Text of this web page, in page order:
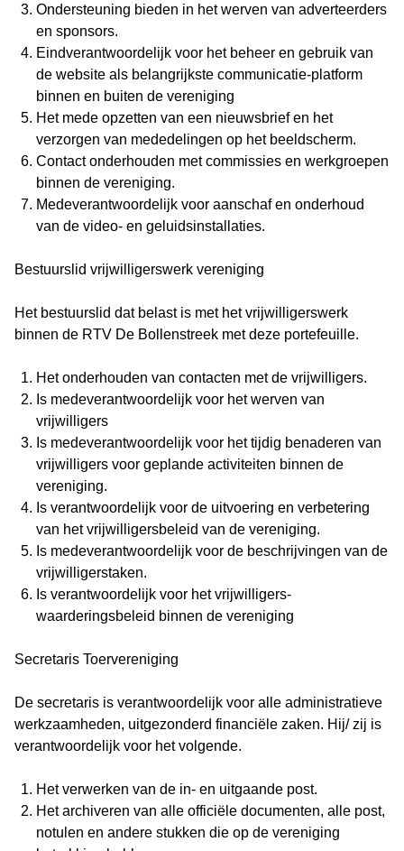
Ondersteuning bieden in het werven van adverteerders
en sponsors.
Eindverantwoordelijk voor het beheer en gebruik van
de website als belangrijkste communicatie-platform
binnen en buiten de vereniging
Het mede opzetten van een nieuwsbrief en het
verzorgen van mededelingen op het beeldscherm.
Contact onderhouden met commissies en werkgroepen
binnen de vereniging.
Medeverantwoordelijk voor aanschaf en onderhoud
van de video- en geluidsinstallaties.
Bestuurslid vrijwilligerswerk vereniging
Het bestuurslid dat belast is met het vrijwilligerswerk
binnen de RTV De Bollenstreek met deze portefeuille.
Het onderhouden van contacten met de vrijwilligers.
Is medeverantwoordelijk voor het werven van
vrijwilligers
Is medeverantwoordelijk voor het tijdig benaderen van
vrijwilligers voor geplande activiteiten binnen de
vereniging.
Is verantwoordelijk voor de uitvoering en verbetering
van het vrijwilligersbeleid van de vereniging.
Is medeverantwoordelijk voor de beschrijvingen van de
vrijwilligerstaken.
Is verantwoordelijk voor het vrijwilligers-
waarderingsbeleid binnen de vereniging
Secretaris Toervereniging
De secretaris is verantwoordelijk voor alle administratieve
werkzaamheden, uitgezonderd financiële zaken. Hij/ zij is
verantwoordelijk voor het volgende.
Het verwerken van de in- en uitgaande post.
Het archiveren van alle officiële documenten, alle post,
notulen en andere stukken die op de vereniging